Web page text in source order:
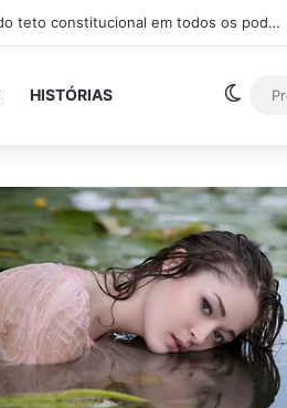
Ministro Flávio Dino suspende pagamento de salários acima do teto constitucional em todos os poderes
HISTÓRIAS